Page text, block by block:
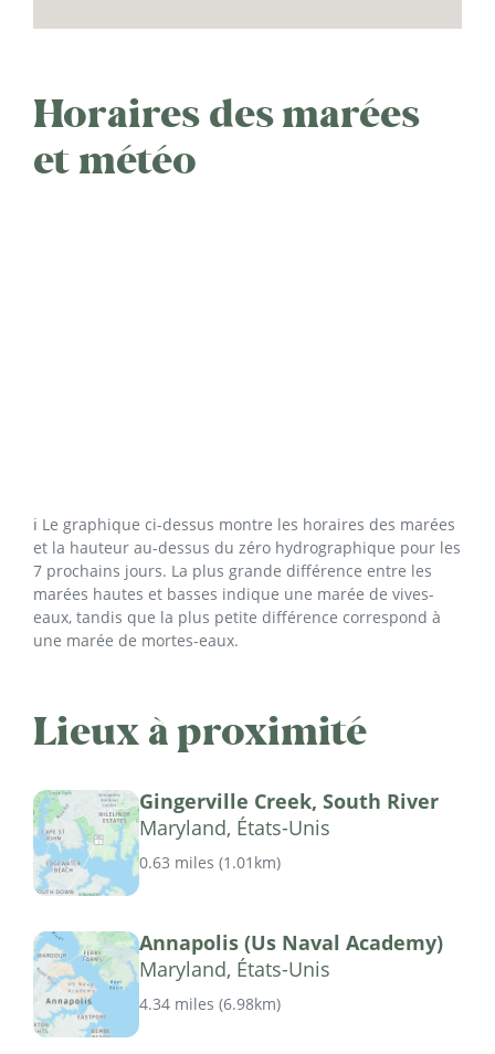
Horaires des marées
et météo
ℹ️ Le graphique ci-dessus montre les horaires des marées
et la hauteur au-dessus du zéro hydrographique pour les
7 prochains jours. La plus grande différence entre les
marées hautes et basses indique une marée de vives-
eaux, tandis que la plus petite différence correspond à
une marée de mortes-eaux.
Lieux à proximité
Gingerville Creek, South River
Maryland, États-Unis
0.63 miles (1.01km)
Annapolis (Us Naval Academy)
Maryland, États-Unis
4.34 miles (6.98km)